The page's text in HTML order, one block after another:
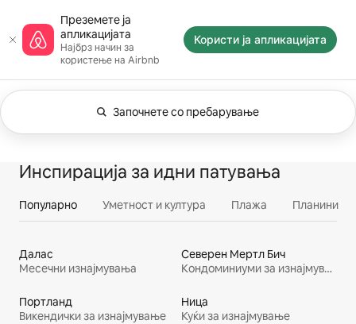
содржина
Почетна страница на Airbnb
Преземете ја
апликацијата
Најбрз начин за
користење на Airbnb
Користи ја апликацијата
Започнете со пребарување
Моментално се прикажуваат резултати
Сместувања
Инспирација за идни патувања
Популарно Уметност и култура Плажа Планини
Далас
Месечни изнајмувања
Северен Мертл Бич
Кондоминиуми за изнајмување
Портланд
Викендички за изнајмување
Ница
Куќи за изнајмување